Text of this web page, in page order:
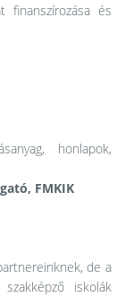
finanszírozása és
honlapok,
FMKIK
de a
iskolák